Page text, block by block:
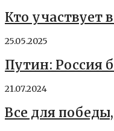
Кто участвует
25.05.2025
Путин: Россия
21.07.2024
Все для